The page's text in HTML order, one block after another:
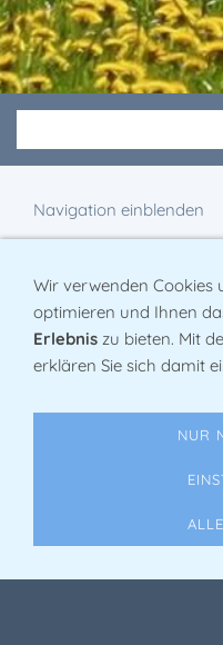
Navigation einblenden
SPENDEN
Sie sind hier:Startseite
Die
ist ein gemeinnütziger
unterstützen möchten,
freuen.
Bankverbindung:
Wir verwenden Cookies
optimieren und Ihnen
Erlebnis zu bieten. Mit
erklären Sie sich damit
NUR